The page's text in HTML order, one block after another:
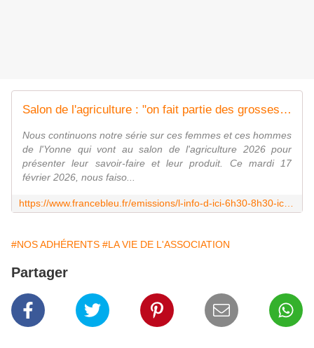
Salon de l'agriculture : "on fait partie des grosses structures hélicicoles", les escargots d'Armeau vont à Paris - ICI
Nous continuons notre série sur ces femmes et ces hommes
de l'Yonne qui vont au salon de l'agriculture 2026 pour
présenter leur savoir-faire et leur produit. Ce mardi 17
février 2026, nous faiso...
#NOS ADHÉRENTS #LA VIE DE L'ASSOCIATION
Partager